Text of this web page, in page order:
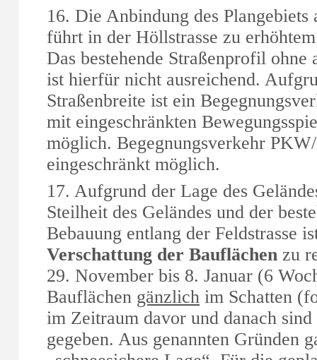
16. Die Anbindung des
führt in der Höllstrasse zu
Das bestehende Straßenprofil ohne
ist hierfür nicht ausreichend.
Straßenbreite ist ein
mit eingeschränkten
möglich. Begegnungsverkehr
eingeschränkt möglich.
17. Aufgrund der Lage des
Steilheit des Geländes und der
Bebauung entlang der Feldstrasse
Verschattung der Bauflächen zu
29. November bis 8. Januar (6
Bauflächen gänzlich im Schatten
im Zeitraum davor und danach
gegeben. Aus genannten Gründen